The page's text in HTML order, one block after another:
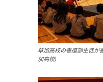
草加高校の書道部生徒が
加高校)